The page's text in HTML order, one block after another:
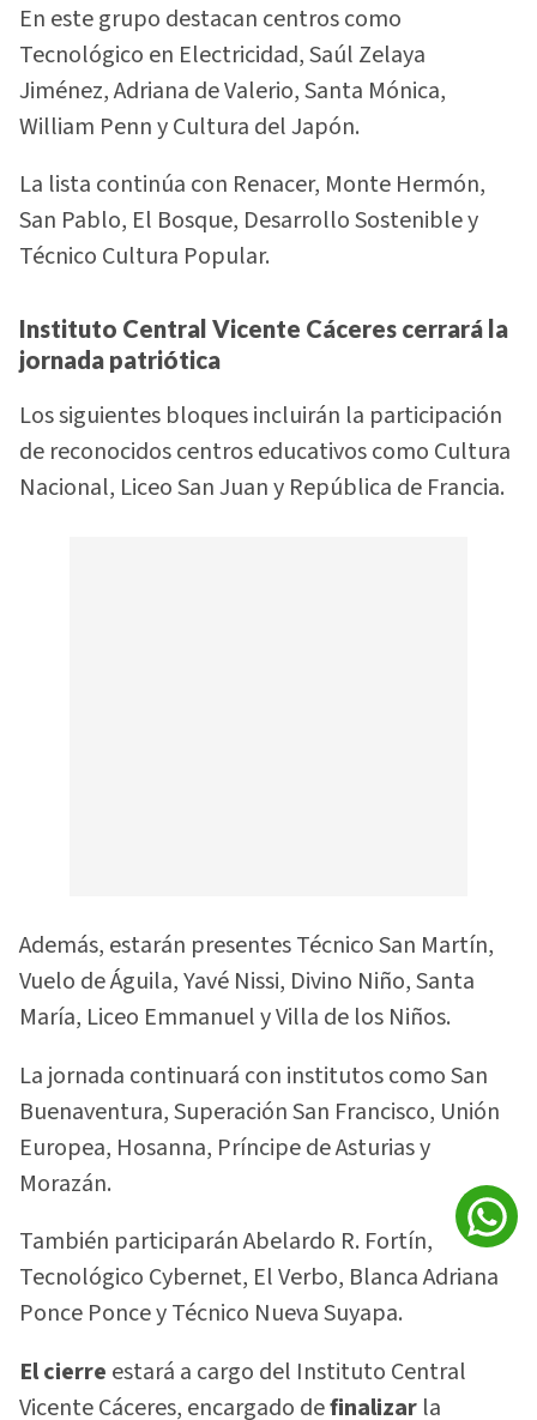
En este grupo destacan centros como
Tecnológico en Electricidad, Saúl Zelaya
Jiménez, Adriana de Valerio, Santa Mónica,
William Penn y Cultura del Japón.
La lista continúa con Renacer, Monte Hermón,
San Pablo, El Bosque, Desarrollo Sostenible y
Técnico Cultura Popular.
Instituto Central Vicente Cáceres cerrará la
jornada patriótica
Los siguientes bloques incluirán la participación
de reconocidos centros educativos como Cultura
Nacional, Liceo San Juan y República de Francia.
Además, estarán presentes Técnico San Martín,
Vuelo de Águila, Yavé Nissi, Divino Niño, Santa
María, Liceo Emmanuel y Villa de los Niños.
La jornada continuará con institutos como San
Buenaventura, Superación San Francisco, Unión
Europea, Hosanna, Príncipe de Asturias y
Morazán.
También participarán Abelardo R. Fortín,
Tecnológico Cybernet, El Verbo, Blanca Adriana
Ponce Ponce y Técnico Nueva Suyapa.
El cierre estará a cargo del Instituto Central
Vicente Cáceres, encargado definalizar la